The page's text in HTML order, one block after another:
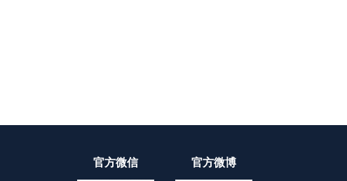
官方微信 官方微博